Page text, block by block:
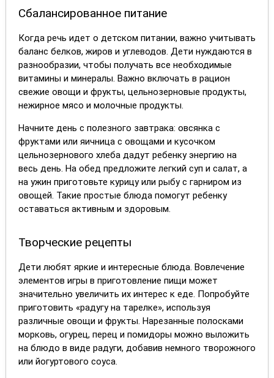
Сбалансированное питание
Когда речь идет о детском питании, важно учитывать
баланс белков, жиров и углеводов. Дети нуждаются в
разнообразии, чтобы получать все необходимые
витамины и минералы. Важно включать в рацион
свежие овощи и фрукты, цельнозерновые продукты,
нежирное мясо и молочные продукты.
Начните день с полезного завтрака: овсянка с
фруктами или яичница с овощами и кусочком
цельнозернового хлеба дадут ребенку энергию на
весь день. На обед предложите легкий суп и салат, а
на ужин приготовьте курицу или рыбу с гарниром из
овощей. Такие простые блюда помогут ребенку
оставаться активным и здоровым.
Творческие рецепты
Дети любят яркие и интересные блюда. Вовлечение
элементов игры в приготовление пищи может
значительно увеличить их интерес к еде. Попробуйте
приготовить «радугу на тарелке», используя
различные овощи и фрукты. Нарезанные полосками
морковь, огурец, перец и помидоры можно выложить
на блюдо в виде радуги, добавив немного творожного
или йогуртового соуса.